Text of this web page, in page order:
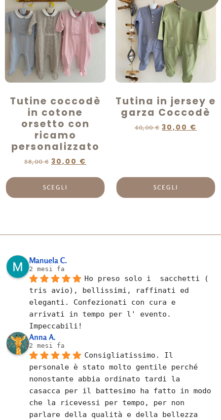
Tutine coccodè
in cotone
orsetto con
ricamo
personalizzato
38,00€ 30,00 €
SCEGLI
Tutina in jersey e
garza Coccodè
40,00€ 30,00 €
SCEGLI
Manuela C.
2 mesi fa
Ho preso solo i  sacchetti (
tris avio), bellissimi, raffinati ed
eleganti. Confezionati con cura e
arrivati in tempo per l' evento.
Impeccabili!
Anna A.
2 mesi fa
Consigliatissimo. Il
personale è stato molto gentile perché
nonostante abbia ordinato tardi la
casacca per il battesimo ha fatto in modo
che la ricevessi per tempo, per non
parlare della qualità e della bellezza